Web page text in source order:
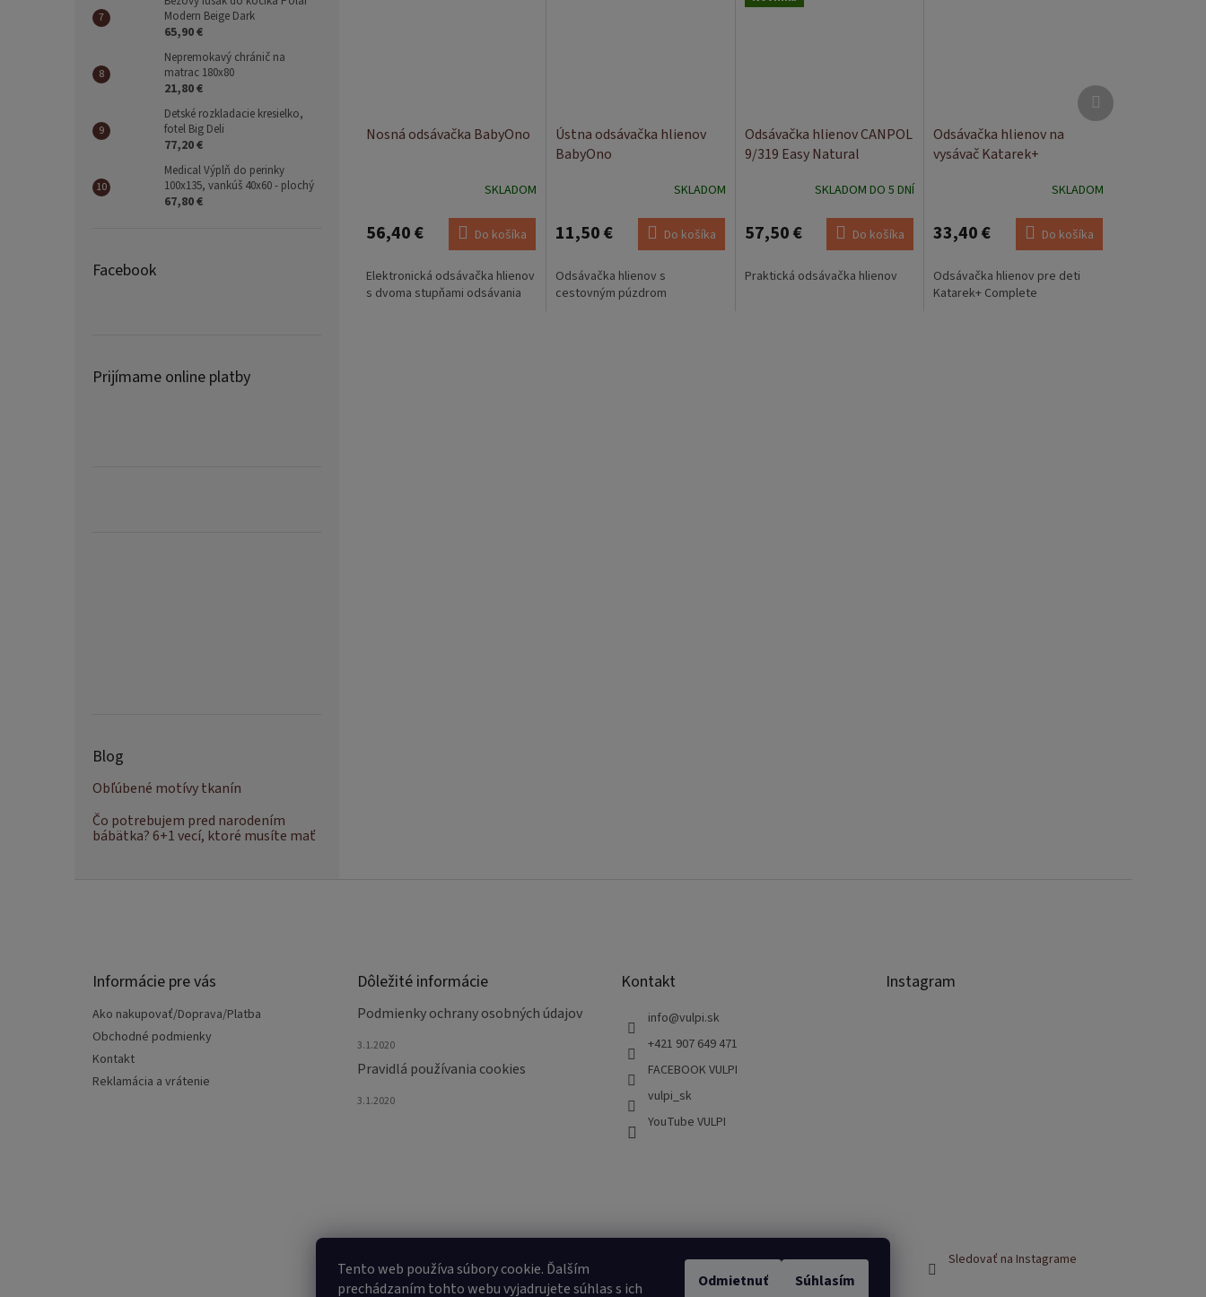
Tento web používa súbory cookie. Ďalším
prechádzaním tohto webu vyjadrujete súhlas s ich
Odmietnuť Súhlasím
Modern Beige Dark
65,90 €
Nepremokavý chránič na
matrac 180x80
21,80 €
Detské rozkladacie kresielko,
fotel Big Deli
77,20 €
Medical Výplň do perinky
100x135, vankúš 40x60 - plochý
67,80 €
Facebook
Prijímame online platby
Blog
Obľúbené motívy tkanín
Čo potrebujem pred narodením
bábätka? 6+1 vecí, ktoré musíte mať
Nosná odsávačka BabyOno
SKLADOM
56,40 € Do košíka
Elektronická odsávačka hlienov
s dvoma stupňami odsávania
Ústna odsávačka hlienov
BabyOno
SKLADOM
11,50 € Do košíka
Odsávačka hlienov s
cestovným púzdrom
Odsávačka hlienov CANPOL
9/319 Easy Natural
SKLADOM DO 5 DNÍ
57,50 € Do košíka
Praktická odsávačka hlienov
Odsávačka hlienov na
vysávač Katarek+
SKLADOM
33,40 € Do košíka
Odsávačka hlienov pre deti
Katarek+ Complete
Ďalší
produkt
Informácie pre vás
Ako nakupovať/Doprava/Platba
Obchodné podmienky
Kontakt
Reklamácia a vrátenie
Dôležité informácie
Podmienky ochrany osobných údajov
3.1.2020
Pravidlá používania cookies
3.1.2020
Kontakt
info@vulpi.sk
+421 907 649 471
FACEBOOK VULPI
vulpi_sk
YouTube VULPI
Instagram
Sledovať na Instagrame